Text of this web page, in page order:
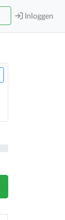
Inloggen